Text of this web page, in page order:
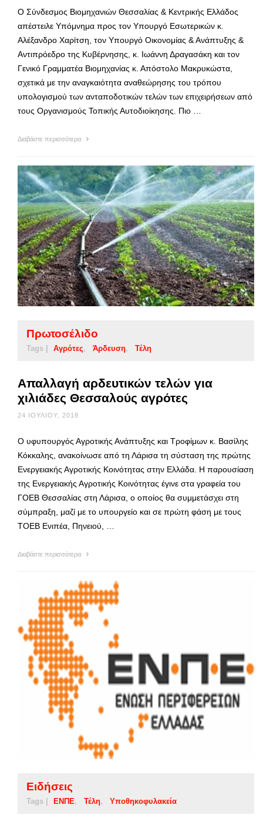
Ο Σύνδεσμος Βιομηχανιών Θεσσαλίας & Κεντρικής Ελλάδος
απέστειλε Υπόμνημα προς τον Υπουργό Εσωτερικών κ.
Αλέξανδρο Χαρίτση, τον Υπουργό Οικονομίας & Ανάπτυξης &
Αντιπρόεδρο της Κυβέρνησης, κ. Ιωάννη Δραγασάκη και τον
Γενικό Γραμματέα Βιομηχανίας κ. Απόστολο Μακρυκώστα,
σχετικά με την αναγκαιότητα αναθεώρησης του τρόπου
υπολογισμού των ανταποδοτικών τελών των επιχειρήσεων από
τους Οργανισμούς Τοπικής Αυτοδιοίκησης. Πιο …
Διαβάστε περισσότερα
Πρωτοσέλιδο
Tags | Αγρότες Άρδευση Τέλη
Απαλλαγή αρδευτικών τελών για
χιλιάδες Θεσσαλούς αγρότες
24 ΙΟΥΛΊΟΥ, 2018
Ο υφυπουργός Αγροτικής Ανάπτυξης και Τροφίμων κ. Βασίλης
Κόκκαλης, ανακοίνωσε από τη Λάρισα τη σύσταση της πρώτης
Ενεργειακής Αγροτικής Κοινότητας στην Ελλάδα. Η παρουσίαση
της Ενεργειακής Αγροτικής Κοινότητας έγινε στα γραφεία του
ΓΟΕΒ Θεσσαλίας στη Λάρισα, ο οποίος θα συμμετάσχει στη
σύμπραξη, μαζί με το υπουργείο και σε πρώτη φάση με τους
ΤΟΕΒ Ενιπέα, Πηνειού, …
Διαβάστε περισσότερα
Ειδήσεις
Tags | ΕΝΠΕ Τέλη Υποθηκοφυλακεία